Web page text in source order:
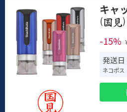
キャ
(
)
-15%
発送
ネコポス